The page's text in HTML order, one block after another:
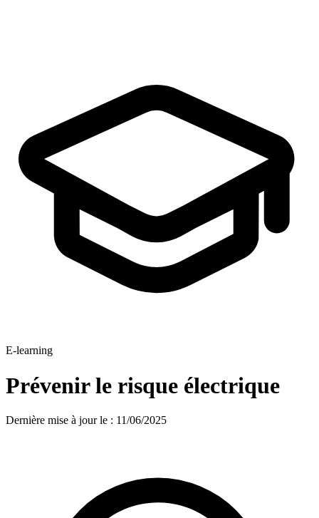
E-learning
Prévenir le risque électrique
Dernière mise à jour le : 11/06/2025